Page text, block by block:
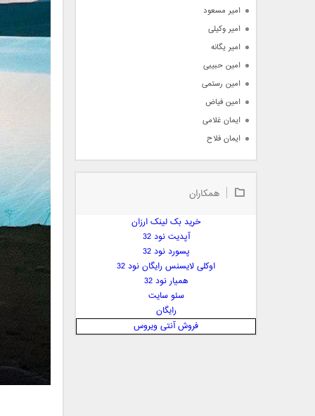
امیر مسعود
امیر وکیلی
امیر یگانه
امین حبیبی
امین رستمی
امین فیاض
ایمان غلامی
ایمان فلاح
بابک جهانبخش
بابک مافی
بهنام صفوی
پارسا چیلیک
همکاران
خرید بک لینک ارزان
آپدیت نود 32
پسورد نود 32
اوکلی لایسنس رایگان نود 32
همیار نود 32
سئو سایت
رایگان
فروش آنتی ویروس